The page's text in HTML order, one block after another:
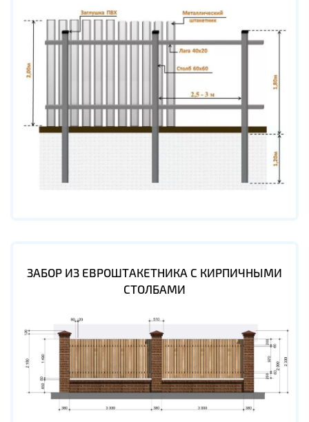
ЗАБОР ИЗ ЕВРОШТАКЕТНИКА С КИРПИЧНЫМИ
СТОЛБАМИ